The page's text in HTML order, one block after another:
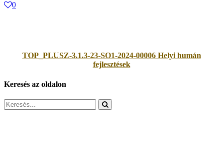
0
TOP_PLUSZ-3.1.3-23-SO1-2024-00006 Helyi humán
fejlesztések
Keresés az oldalon
Search
for: